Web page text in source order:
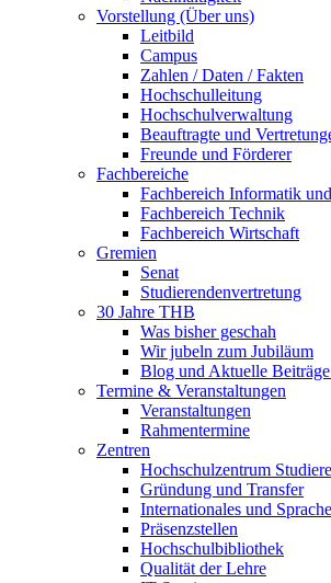
Vorstellung (Über uns)
Leitbild
Campus
Zahlen / Daten / Fakten
Hochschulleitung
Hochschulverwaltung
Beauftragte und
Freunde und Förderer
Fachbereiche
Fachbereich Informatik
Fachbereich Technik
Fachbereich Wirtschaft
Gremien
Senat
Studierendenvertretung
30 Jahre THB
Was bisher geschah
Wir jubeln zum Jubiläum
Blog und Aktuelle
Termine & Veranstaltungen
Veranstaltungen
Rahmentermine
Zentren
Hochschulzentrum
Gründung und Transfer
Internationales und
Präsenzstellen
Hochschulbibliothek
Qualität der Lehre